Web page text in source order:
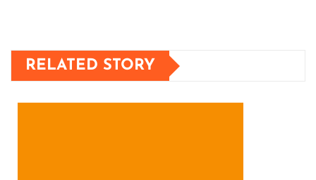
RELATED STORY